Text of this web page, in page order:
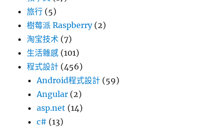
旅行 (5)
樹莓派 Raspberry(2)
淘宝技术 (7)
生活雜感 (101)
程式設計 (456)
Android程式設計 (59)
Angular (2)
asp.net (14)
c# (13)